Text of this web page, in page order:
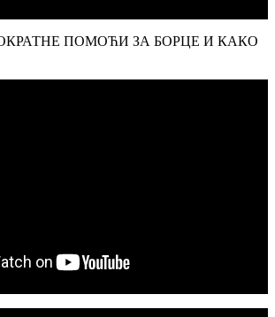
ПОМОЋИ ЗА БОРЦЕ И КАКО